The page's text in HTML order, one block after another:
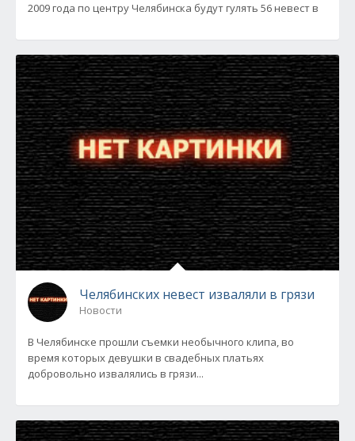
2009 года по центру Челябинска будут гулять 56 невест в
Челябинских невест изваляли в грязи
Новости
В Челябинске прошли съемки необычного клипа, во
время которых девушки в свадебных платьях
добровольно извалялись в грязи...